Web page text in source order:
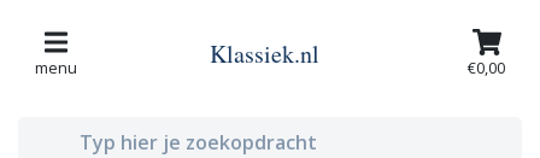
menu Klassiek.nl €0,00